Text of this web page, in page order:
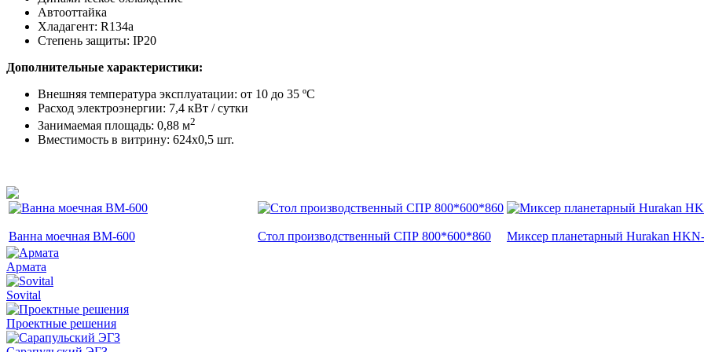
Автооттайка
Хладагент: R134a
Степень защиты: IP20
Дополнительные характеристики:
Внешняя температура эксплуатации: от 10 до 35 ºC
Расход электроэнергии: 7,4 кВт / сутки
Занимаемая площадь: 0,88 м2
​Вместимость в витрину: 624х0,5 шт.
Ванна моечная ВМ-600 Стол производственный СПР 800*600*860 Миксер планетарный Hurakan
Армата
Sovital
Проектные решения